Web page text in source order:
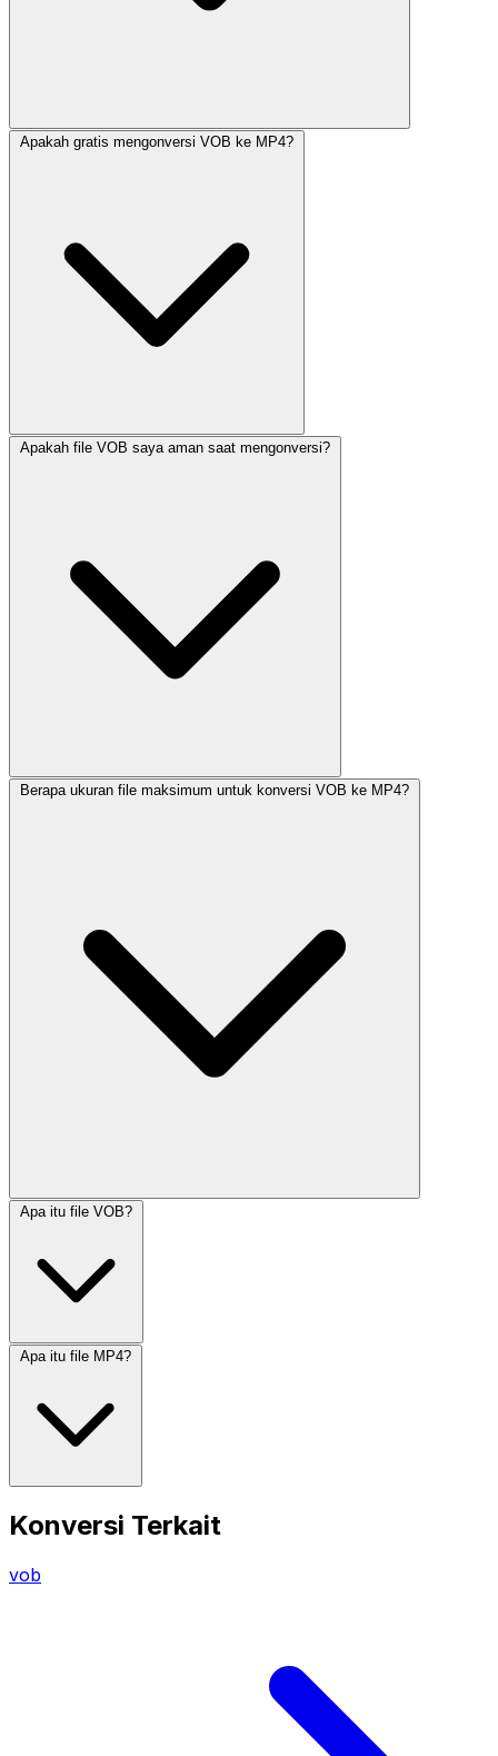
Apakah gratis mengonversi VOB ke MP4?
Apakah file VOB saya aman saat mengonversi?
Berapa ukuran file maksimum untuk konversi VOB ke MP4?
Apa itu file VOB?
Apa itu file MP4?
Konversi Terkait
vob